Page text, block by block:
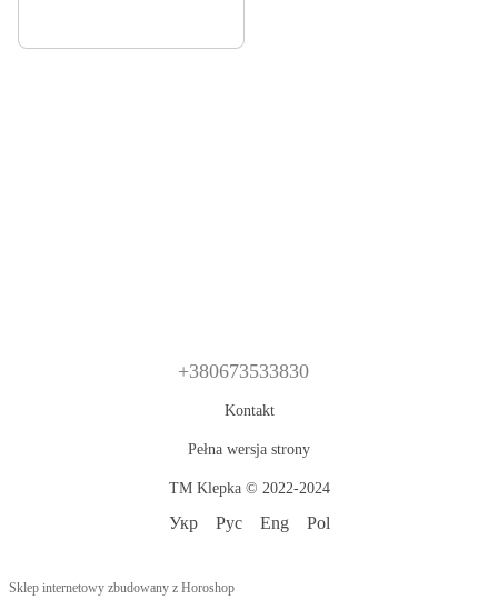
+380673533830
Kontakt
Pełna wersja strony
TM Klepka © 2022-2024
Укр Рус Eng Pol
Sklep internetowy zbudowany z Horoshop